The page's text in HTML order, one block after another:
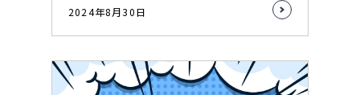
2024年8月30日